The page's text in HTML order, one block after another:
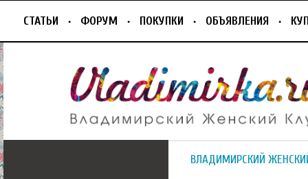
СТАТЬИ ФОРУМ ПОКУПКИ ОБЪЯВЛЕНИЯ
ВЛАДИМИРСКИЙ